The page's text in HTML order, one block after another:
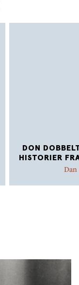
DON
HISTORIER